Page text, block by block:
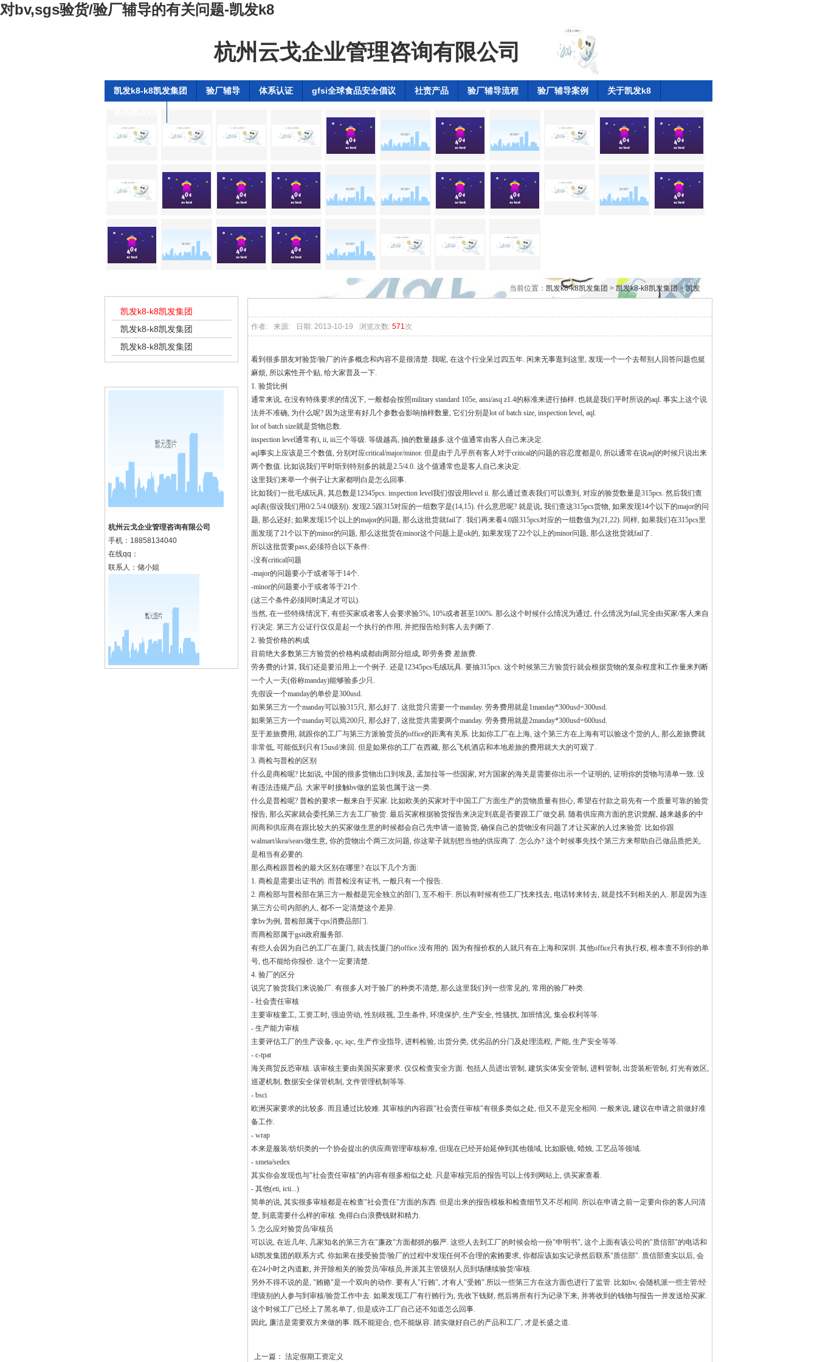
对bv,sgs验货/验厂辅导的有关问题-凯发k8
杭州云戈企业管理咨询有限公司
凯发k8-k8凯发集团 验厂辅导 体系认证 gfsi全球食品安全倡议 社责产品 验厂辅导流程 验厂辅导案例 关于凯发k8
凯发k8-k8凯发集团
凯发k8-k8凯发集团
凯发k8-k8凯发集团
杭州云戈企业管理咨询有限公司
手机： 18858134040
在线qq：
联系人：储小姐
当前位置： 凯发k8-k8凯发集团 > 凯发k8-k8凯发集团>凯发
作者:
来源: 日期: 2013-10-19 浏览次数: 571次
看到很多朋友对验货/验厂的许多概念和内容不是很清楚. 我呢, 在这个行业呆过四五年. 闲来无事逛到这里, 发现一个一个去帮别人回答问题也挺
麻烦, 所以索性开个贴, 给大家普及一下.
1. 验货比例
通常来说, 在没有特殊要求的情况下, 一般都会按照military standard 105e, ansi/asq z1.4的标准来进行抽样. 也就是我们平时所说的aql. 事实上这个说
法并不准确, 为什么呢? 因为这里有好几个参数会影响抽样数量, 它们分别是lot of batch size, inspection level, aql.
lot of batch size就是货物总数.
inspection level通常有i, ii, iii三个等级. 等级越高, 抽的数量越多.这个值通常由客人自己来决定.
aql事实上应该是三个数值, 分别对应critical/major/minor. 但是由于几乎所有客人对于critical的问题的容忍度都是0, 所以通常在说aql的时候只说出来
两个数值. 比如说我们平时听到特别多的就是2.5/4.0. 这个值通常也是客人自己来决定.
这里我们来举一个例子让大家都明白是怎么回事.
比如我们一批毛绒玩具, 其总数是12345pcs. inspection level我们假设用level ii. 那么通过查表我们可以查到, 对应的验货数量是315pcs. 然后我们查
aql表(假设我们用0/2.5/4.0级别). 发现2.5跟315对应的一组数字是(14,15). 什么意思呢? 就是说, 我们查这315pcs货物, 如果发现14个以下的major的问
题, 那么还好; 如果发现15个以上的major的问题, 那么这批货就fail了. 我们再来看4.0跟315pcs对应的一组数值为(21,22). 同样, 如果我们在315pcs里
面发现了21个以下的minor的问题, 那么这批货在minor这个问题上是ok的, 如果发现了22个以上的minor问题, 那么这批货就fail了.
所以这批货要pass,必须符合以下条件:
-没有critical问题
-major的问题要小于或者等于14个.
-minor的问题要小于或者等于21个.
(这三个条件必须同时满足才可以).
当然, 在一些特殊情况下, 有些买家或者客人会要求验5%, 10%或者甚至100%. 那么这个时候什么情况为通过, 什么情况为fail,完全由买家/客人来自
行决定. 第三方公证行仅仅是起一个执行的作用, 并把报告给到客人去判断了.
2. 验货价格的构成
目前绝大多数第三方验货的价格构成都由两部分组成, 即劳务费 差旅费.
劳务费的计算, 我们还是要沿用上一个例子. 还是12345pcs毛绒玩具. 要抽315pcs. 这个时候第三方验货行就会根据货物的复杂程度和工作量来判断
一个人一天(俗称manday)能够验多少只.
先假设一个manday的单价是300usd.
如果第三方一个manday可以验315只, 那么好了. 这批货只需要一个manday. 劳务费用就是1manday*300usd=300usd.
如果第三方一个manday可以焉200只, 那么好了, 这批货共需要两个manday. 劳务费用就是2manday*300usd=600usd.
至于差旅费用, 就跟你的工厂与第三方派验货员的office的距离有关系. 比如你工厂在上海, 这个第三方在上海有可以验这个货的人, 那么差旅费就
非常低, 可能低到只有15usd/来回. 但是如果你的工厂在西藏, 那么飞机酒店和本地差旅的费用就大大的可观了.
3. 商检与普检的区别
什么是商检呢? 比如说, 中国的很多货物出口到埃及, 孟加拉等一些国家, 对方国家的海关是需要你出示一个证明的, 证明你的货物与清单一致. 没
有违法违规产品. 大家平时接触bv做的监装也属于这一类.
什么是普检呢? 普检的要求一般来自于买家. 比如欧美的买家对于中国工厂方面生产的货物质量有担心, 希望在付款之前先有一个质量可靠的验货
报告, 那么买家就会委托第三方去工厂验货. 最后买家根据验货报告来决定到底是否要跟工厂做交易. 随着供应商方面的意识觉醒, 越来越多的中
间商和供应商在跟比较大的买家做生意的时候都会自己先申请一道验货, 确保自己的货物没有问题了才让买家的人过来验货. 比如你跟
walmart/ikea/sears做生意, 你的货物出个两三次问题, 你这辈子就别想当他的供应商了. 怎么办? 这个时候事先找个第三方来帮助自己做品质把关,
是相当有必要的.
那么商检跟普检的最大区别在哪里? 在以下几个方面:
1. 商检是需要出证书的. 而普检没有证书, 一般只有一个报告.
2. 商检部与普检部在第三方一般都是完全独立的部门, 互不相干. 所以有时候有些工厂找来找去, 电话转来转去, 就是找不到相关的人. 那是因为连
第三方公司内部的人, 都不一定清楚这个差异.
拿bv为例, 普检部属于cps消费品部门.
而商检部属于gsit政府服务部.
有些人会因为自己的工厂在厦门, 就去找厦门的office.没有用的. 因为有报价权的人就只有在上海和深圳. 其他office只有执行权, 根本查不到你的单
号, 也不能给你报价. 这个一定要清楚.
4. 验厂的区分
说完了验货我们来说验厂. 有很多人对于验厂的种类不清楚, 那么这里我们列一些常见的, 常用的验厂种类.
- 社会责任审核
主要审核童工, 工资工时, 强迫劳动, 性别歧视, 卫生条件, 环境保护, 生产安全, 性骚扰, 加班情况, 集会权利等等.
- 生产能力审核
主要评估工厂的生产设备, qc, iqc, 生产作业指导, 进料检验, 出货分类, 优劣品的分门及处理流程, 产能, 生产安全等等.
- c-tpat
海关商贸反恐审核. 该审核主要由美国买家要求. 仅仅检查安全方面. 包括人员进出管制, 建筑实体安全管制, 进料管制, 出货装柜管制, 灯光有效区,
巡逻机制, 数据安全保管机制, 文件管理机制等等.
- bsci
欧洲买家要求的比较多. 而且通过比较难. 其审核的内容跟"社会责任审核"有很多类似之处, 但又不是完全相同. 一般来说, 建议在申请之前做好准
备工作.
- wrap
本来是服装/纺织类的一个协会提出的供应商管理审核标准, 但现在已经开始延伸到其他领域, 比如眼镜, 蜡烛, 工艺品等领域.
- smeta/sedex
其实你会发现也与"社会责任审核"的内容有很多相似之处. 只是审核完后的报告可以上传到网站上, 供买家查看.
- 其他(eti, icti...)
简单的说, 其实很多审核都是在检查"社会责任"方面的东西. 但是出来的报告模板和检查细节又不尽相同. 所以在申请之前一定要向你的客人问清
楚, 到底需要什么样的审核. 免得白白浪费钱财和精力.
5. 怎么应对验货员/审核员
可以说, 在近几年, 几家知名的第三方在"廉政"方面都抓的极严. 这些人去到工厂的时候会给一份"申明书", 这个上面有该公司的"质信部"的电话和
k8凯发集团的联系方式. 你如果在接受验货/验厂的过程中发现任何不合理的索贿要求, 你都应该如实记录然后联系"质信部". 质信部查实以后, 会
在24小时之内道歉, 并开除相关的验货员/审核员,并派其主管级别人员到场继续验货/审核.
另外不得不说的是, "贿赂"是一个双向的动作. 要有人"行贿", 才有人"受贿".所以一些第三方在这方面也进行了监管. 比如bv, 会随机派一些主管/经
理级别的人参与到审核/验货工作中去. 如果发现工厂有行贿行为, 先收下钱财, 然后将所有行为记录下来, 并将收到的钱物与报告一并发送给买家.
这个时候工厂已经上了黑名单了, 但是或许工厂自己还不知道怎么回事.
因此, 廉洁是需要双方来做的事. 既不能迎合, 也不能纵容. 踏实做好自己的产品和工厂, 才是长盛之道.
上一篇： 法定假期工资定义